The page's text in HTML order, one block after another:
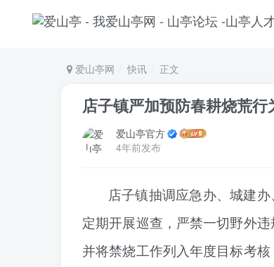
爱山亭网 快讯 正文
店子镇严加预防春耕烧荒行
爱山亭官方
4年前发布
店子镇抽调应急办、城建
定期开展巡查，严禁一切野外
并将禁烧工作列入年度目标考